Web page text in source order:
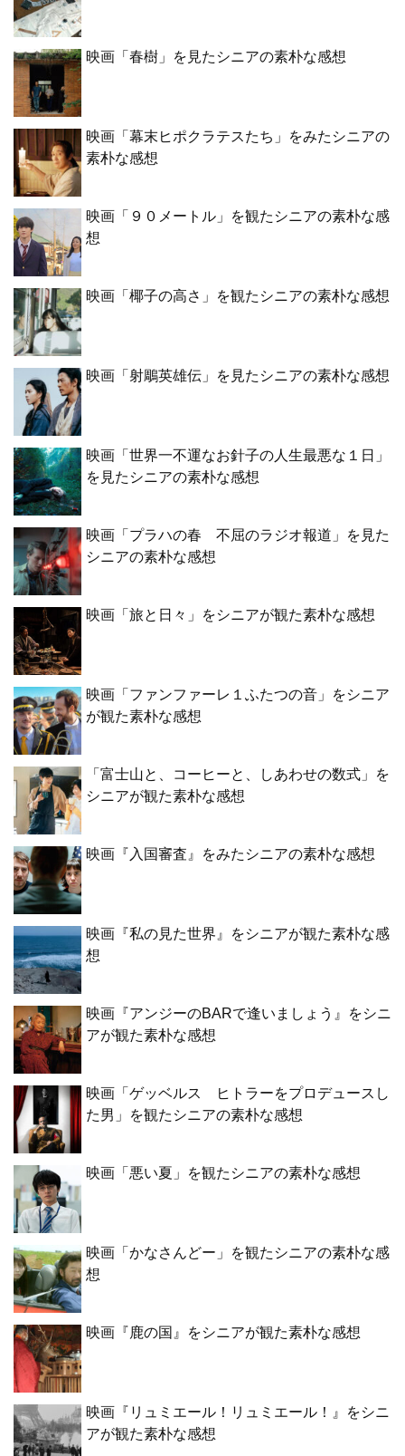
映画「春樹」を見たシニアの素朴な感想
映画「幕末ヒポクラテスたち」をみたシニアの
素朴な感想
映画「９０メートル」を観たシニアの素朴な感
想
映画「椰子の高さ」を観たシニアの素朴な感想
映画「射鵰英雄伝」を見たシニアの素朴な感想
映画「世界一不運なお針子の人生最悪な１日」
を見たシニアの素朴な感想
映画「プラハの春 不屈のラジオ報道」を見た
シニアの素朴な感想
映画「旅と日々」をシニアが観た素朴な感想
映画「ファンファーレ１ふたつの音」をシニア
が観た素朴な感想
「富士山と、コーヒーと、しあわせの数式」を
シニアが観た素朴な感想
映画『入国審査』をみたシニアの素朴な感想
映画『私の見た世界』をシニアが観た素朴な感
想
映画『アンジーのBARで逢いましょう』をシニ
アが観た素朴な感想
映画「ゲッベルス ヒトラーをプロデュースし
た男」を観たシニアの素朴な感想
映画「悪い夏」を観たシニアの素朴な感想
映画「かなさんどー」を観たシニアの素朴な感
想
映画『鹿の国』をシニアが観た素朴な感想
映画『リュミエール！リュミエール！』をシニ
アが観た素朴な感想